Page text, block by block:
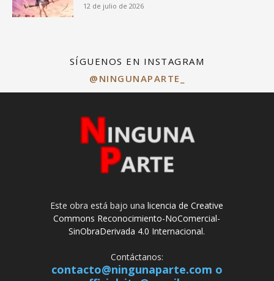
12 de julio de 2026
SÍGUENOS EN INSTAGRAM
@NINGUNAPARTE_
Este obra está bajo unalicencia de Creative
Commons Reconocimiento-NoComercial-
SinObraDerivada 4.0 Internacional.
Contáctanos:
contacto@ningunaparte.com o